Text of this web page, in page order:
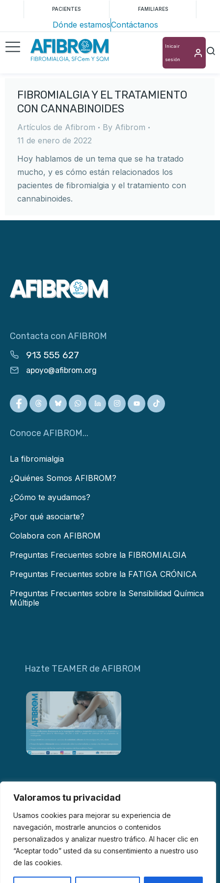
Valoramos tu privacidad
Usamos cookies para mejorar su experiencia de
navegación, mostrarle anuncios o contenidos
personalizados y analizar nuestro tráfico. Al hacer clic en
“Aceptar todo” usted da su consentimiento a nuestro uso
de las cookies.
PACIENTES FAMILIARES
Dónde estamosContáctanos
Inicair
sesión
FIBROMIALGIA Y EL TRATAMIENTO
CON CANNABINOIDES
Artículos de Afibrom By Afibrom
11 de enero de 2022
Hoy hablamos de un tema que se ha tratado
mucho, y es cómo están relacionados los
pacientes de fibromialgia y el tratamiento con
cannabinoides.
Contacta con AFIBROM
913 555 627
apoyo@afibrom.org
Conoce AFIBROM...
La fibromialgia
¿Quiénes Somos AFIBROM?
¿Cómo te ayudamos?
¿Por qué asociarte?
Colabora con AFIBROM
Preguntas Frecuentes sobre la FIBROMIALGIA
Preguntas Frecuentes sobre la FATIGA CRÓNICA
Preguntas Frecuentes sobre la Sensibilidad Química
Múltiple
Hazte TEAMER de AFIBROM
© 2026 AFIBROM. Todos los derechos reservados.